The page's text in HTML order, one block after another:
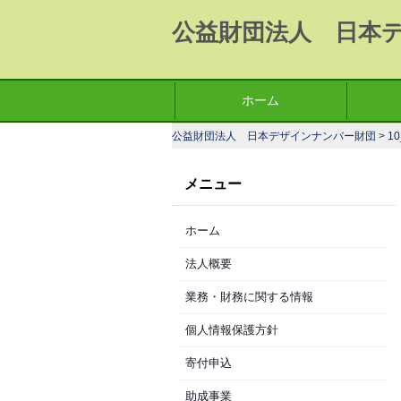
公益財団法人 日本
メインメニュー
テ
ツ
へ
移
動
ホーム
公益財団法人 日本デザインナンバー財団 >
メニュー
ホーム
法人概要
業務・財務に関する情報
個人情報保護方針
寄付申込
助成事業